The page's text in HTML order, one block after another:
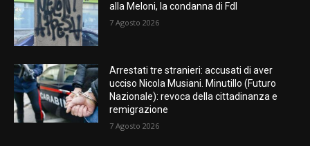
alla Meloni, la condanna di FdI
7 Agosto 2026
Arrestati tre stranieri: accusati di aver
ucciso Nicola Musiani. Minutillo (Futuro
Nazionale): revoca della cittadinanza e
remigrazione
7 Agosto 2026